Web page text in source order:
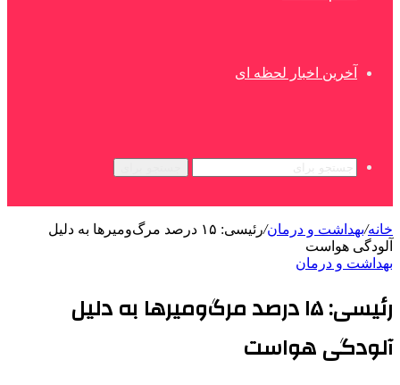
آخرین اخبار لحظه ای
خانه/بهداشت و درمان/
رئیسی: ۱۵ درصد مرگ‌ومیرها به دلیل
آلودگی هواست
بهداشت و درمان
رئیسی: ۱۵ درصد مرگ‌ومیرها به دلیل
آلودگی هواست